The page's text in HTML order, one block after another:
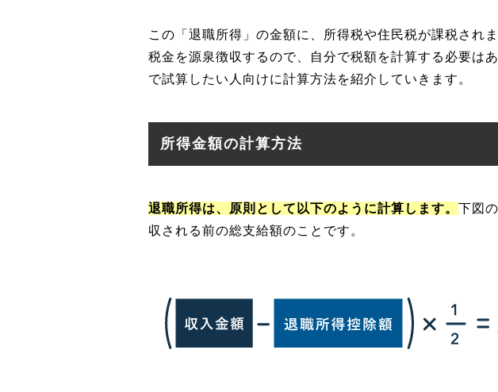
この「退職所得」の金額に、所得税や住民税が課税され
税金を源泉徴収するので、自分で税額を計算する必要は
で試算したい人向けに計算方法を紹介していきます。
所得金額の計算方法
退職所得は、原則として以下のように計算します。 下図
収される前の総支給額のことです。